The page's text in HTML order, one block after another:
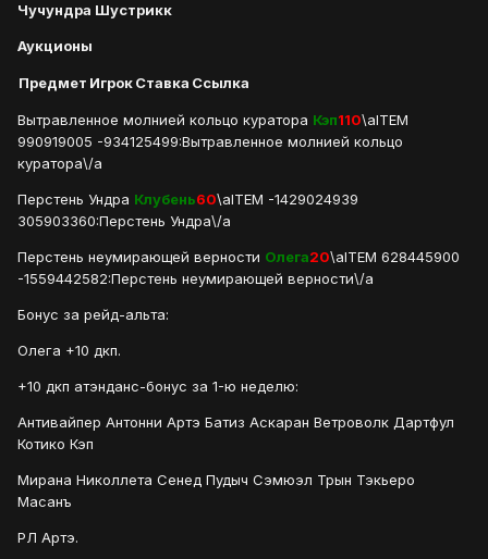
Чучундра Шустрикк
Аукционы
Предмет ИгрокСтавка Ссылка
Вытравленное молнией кольцо куратора Кэп110\aITEM
990919005 -934125499:Вытравленное молнией кольцо
куратора\/a
Перстень Ундра Клубень60\aITEM -1429024939
305903360:Перстень Ундра\/a
Перстень неумирающей верности Олега20\aITEM 628445900
-1559442582:Перстень неумирающей верности\/a
Бонус за рейд-альта:
Олега +10 дкп.
+10 дкп атэнданс-бонус за 1-ю неделю:
Антивайпер Антонни Артэ Батиз Аскаран Ветроволк Дартфул
Котико Кэп
Мирана Николлета Сенед Пудыч Сэмюэл Трын Тэкьеро
Масанъ
РЛ Артэ.